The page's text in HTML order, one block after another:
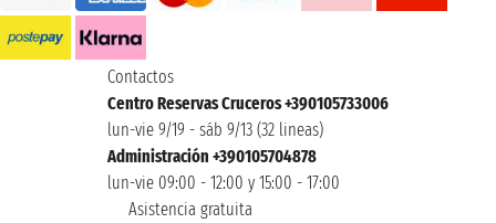
Contactos
Centro Reservas Cruceros +390105733006
lun-vie 9/19 - sáb 9/13 (32 lineas)
Administración +390105704878
lun-vie 09:00 - 12:00 y 15:00 - 17:00
Asistencia gratuita